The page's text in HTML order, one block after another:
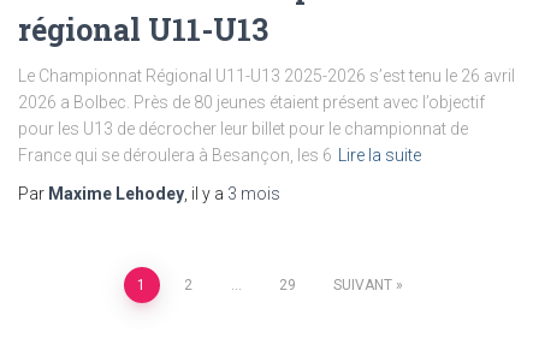
régional U11-U13
Le Championnat Régional U11-U13 2025-2026 s’est tenu le 26 avril
2026 a Bolbec. Près de 80 jeunes étaient présent avec l’objectif
pour les U13 de décrocher leur billet pour le championnat de
France qui se déroulera à Besançon, les 6 Lire la suite
Par Maxime Lehodey , il y a 3 mois
Pagination
1 2 29 SUIVANT